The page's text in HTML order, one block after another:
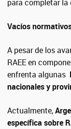
para completar la
Vacíos
A pesar de los
RAEE en
enfrenta algunas
nacionales y
Actualmente,
específica sobre